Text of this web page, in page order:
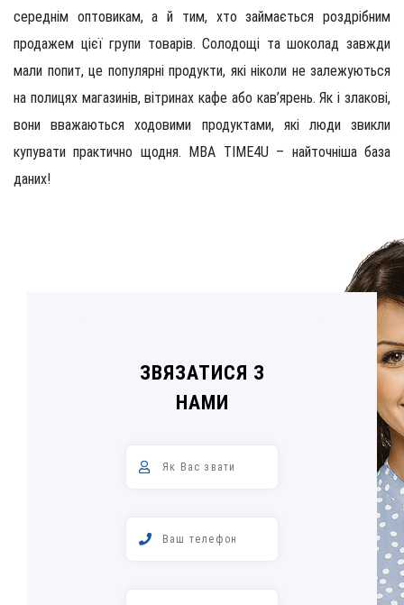
середнім оптовикам, а й тим, хто займається роздрібним
продажем цієї групи товарів. Солодощі та шоколад завжди
мали попит, це популярні продукти, які ніколи не залежуються
на полицях магазинів, вітринах кафе або кав’ярень. Як і злакові,
вони вважаються ходовими продуктами, які люди звикли
купувати практично щодня. MBA TIME4U – найточніша база
даних!
ЗВЯЗАТИСЯ З
НАМИ